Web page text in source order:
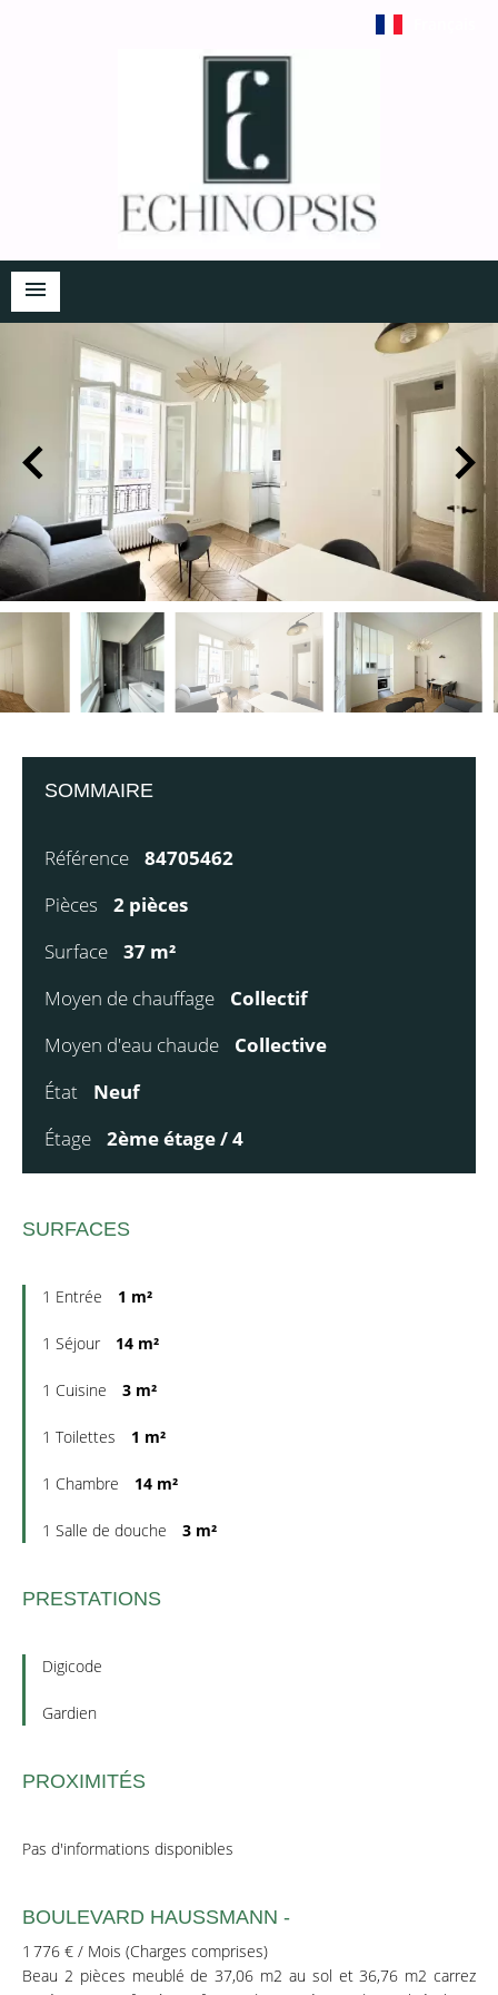
SOMMAIRE
Référence
84705462
Pièces
2 pièces
Surface
37 m²
Moyen de chauffage
Collectif
Moyen d'eau chaude
Collective
État
Neuf
Étage
2ème étage / 4
SURFACES
1 Entrée 1 m²
1 Séjour 14 m²
1 Cuisine 3 m²
1 Toilettes 1 m²
1 Chambre 14 m²
1 Salle de douche 3 m²
PRESTATIONS
Digicode
Gardien
PROXIMITÉS
Pas d'informations disponibles
BOULEVARD HAUSSMANN -
1 776 € / Mois (Charges comprises)
Beau 2 pièces meublé de 37,06 m2 au sol et 36,76 m2 carrez